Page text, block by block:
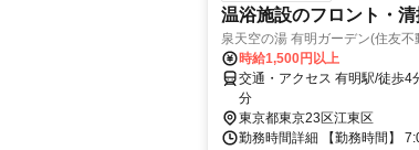
温浴施設のフロント・
泉天空の湯 有明ガーデン(住友
時給1,500円以上
交通・アクセス 有明駅/徒歩4
分
東京都東京23区江東区
勤務時間詳細 【勤務時間】